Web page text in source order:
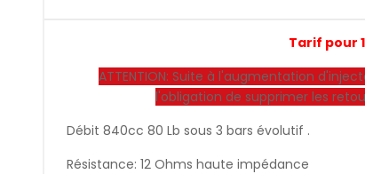
Tarif pour
ATTENTION: Suite à l'augmentation
l'obligation de supprimer les
Débit 840cc 80 Lb sous 3 bars évolutif .
Résistance: 12 Ohms haute impédance